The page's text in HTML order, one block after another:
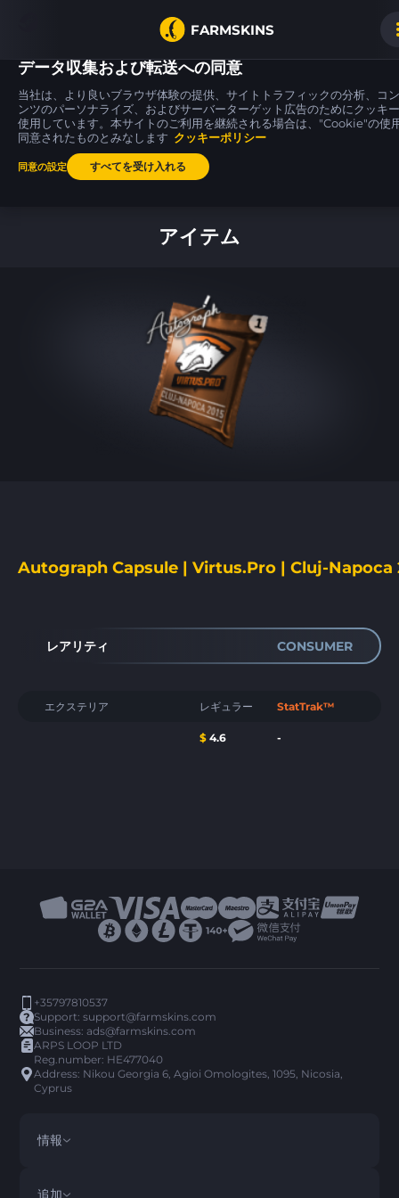
FARMSKINS
19
CZ75-Auto
Tacticat FT 17
SSG 08
Memorial 17
Tec-9
アイテム
Autograph Capsule | Virtus.Pro | Cluj-Napoca
レアリティ CONSUMER
エクステリア レギュラー StatTrak™
$ 4.6 -
+35797810537
Support:support@farmskins.com
Business:ads@farmskins.com
ARPS LOOP LTD
Reg.number: HE477040
Address: Nikou Georgia 6, Agioi Omologites, 1095, Nicosia,
Cyprus
情報
利用規約
追加
データ収集および転送への同意
当社は、より良いブラウザ体験の提供、サイトトラフィックの分析、コ
ンツのパーソナライズ、およびサーバーターゲット広告のためにクッキ
使用しています。本サイトのご利用を継続される場合は、"Cookie"の使
同意されたものとみなします クッキーポリシー
同意の設定 すべてを受け入れる